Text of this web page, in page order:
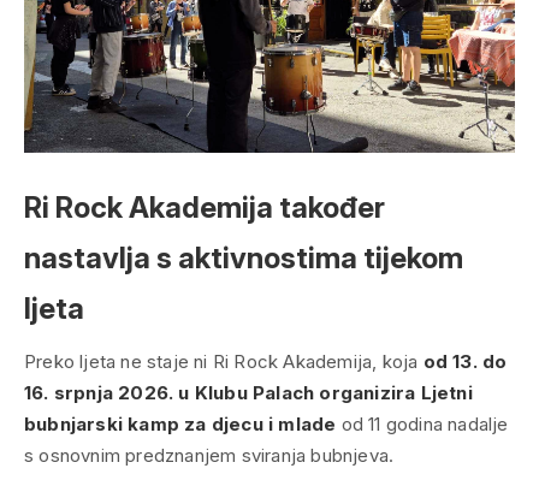
Ri Rock Akademija također
nastavlja s aktivnostima tijekom
ljeta
Preko ljeta ne staje ni Ri Rock Akademija, koja od 13. do
16. srpnja 2026. u Klubu Palach organizira Ljetni
bubnjarski kamp za djecu i mlade od 11 godina nadalje
s osnovnim predznanjem sviranja bubnjeva.